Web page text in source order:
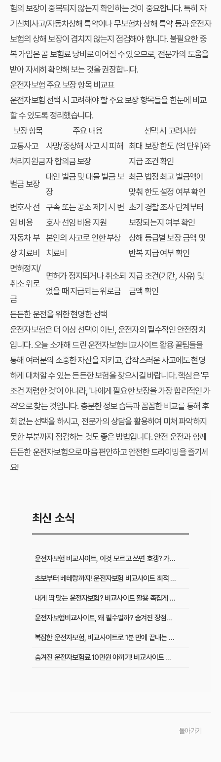
험의 보장이 중복되지 않는지 확인하는 것이 중요합니다. 특히 자
기신체사고/자동차상해 특약이나 무보험차 상해 특약 등과 운전자
보험의 상해 보장이 겹치지 않는지 점검해야 합니다. 불필요한 중
복 가입은 곧 보험료 낭비로 이어질 수 있으므로, 전문가의 도움을
받아 자세히 확인해 보는 것을 권장합니다.
운전자보험 주요 보장 항목 비교표
운전자보험 선택 시 고려해야 할 주요 보장 항목들을 한눈에 비교
할 수 있도록 정리했습니다.
보장 항목
주요 내용
선택 시 고려사항
교통사고
처리지원금
사망/중상해 사고 시 피해
자 합의금 보장
최대 보장 한도 (억 단위)와
지급 조건 확인
벌금 보장
대인 벌금 및 대물 벌금 보
장
최근 법정 최고 벌금액에
맞춰 한도 설정 여부 확인
변호사 선
임 비용
구속 또는 공소 제기 시 변
호사 선임 비용 지원
초기 경찰 조사 단계부터
보장되는지 여부 확인
자동차 부
상 치료비
본인의 사고로 인한 부상
치료비
상해 등급별 보장 금액 및
반복 지급 여부 확인
면허정지/
취소 위로
금
면허가 정지되거나 취소되
었을 때 지급되는 위로금
지급 조건(기간, 사유) 및
금액 확인
든든한 운전을 위한 현명한 선택
운전자보험은 더 이상 선택이 아닌, 운전자의 필수적인 안전장치
입니다. 오늘 소개해 드린 운전자보험비교사이트 활용 꿀팁들을
통해 여러분의 소중한 자산을 지키고, 갑작스러운 사고에도 현명
하게 대처할 수 있는 든든한 보험을 찾으시길 바랍니다. 핵심은 '무
조건 저렴한 것'이 아니라, '나에게 필요한 보장을 가장 합리적인 가
격'으로 찾는 것입니다. 충분한 정보 습득과 꼼꼼한 비교를 통해 후
회 없는 선택을 하시고, 전문가의 상담을 활용하여 미처 파악하지
못한 부분까지 점검하는 것도 좋은 방법입니다. 안전 운전과 함께
든든한 운전자보험으로 마음 편안하고 안전한 드라이빙을 즐기세
요!
최신 소식
운전자보험 비교사이트, 이것 모르고 쓰면 호갱? 가입 전 필수 확인사항
초보부터 베테랑까지! 운전자보험 비교사이트 최적 활용법과 맞춤 플랜
내게 딱 맞는 운전자보험? 비교사이트 활용 족집게 가이드 & 성공 후기
운전자보험비교사이트, 왜 필수일까? 숨겨진 장점과 현명하게 활용하는 비법
복잡한 운전자보험, 비교사이트로 1분 만에 끝내는 최적 보험료 찾기
숨겨진 운전자보험료 10만원 아끼기! 비교사이트 활용법 이것부터 확인
돌아가기